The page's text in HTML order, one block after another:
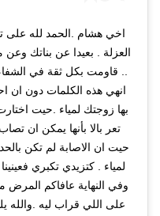
اخي هشام .الحمد لله على
العزلة . بعيدا عن بناتك
.. قاومت بكل ثقة في
انهي هذه الكلمات دون ان
بها زوجتك لمياء .حيت
تعر بالا بأنها يمكن ان
حيت ان الاصابة لم تكن
لمياء . كتزيدي تكبري
وفي النهاية عافاكم المرض
على اللي قراب ليه .والله